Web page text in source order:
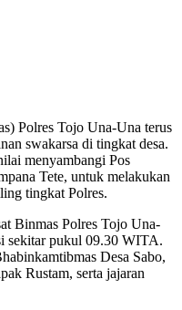
Polres Tojo Una-Una terus
swakarsa di tingkat desa.
menyambangi Pos
Tete, untuk melakukan
tingkat Polres.
Binmas Polres Tojo Una-
sekitar pukul 09.30 WITA.
Desa Sabo,
Rustam, serta jajaran